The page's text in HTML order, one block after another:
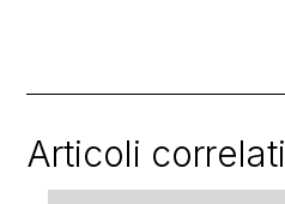
Articoli correlati